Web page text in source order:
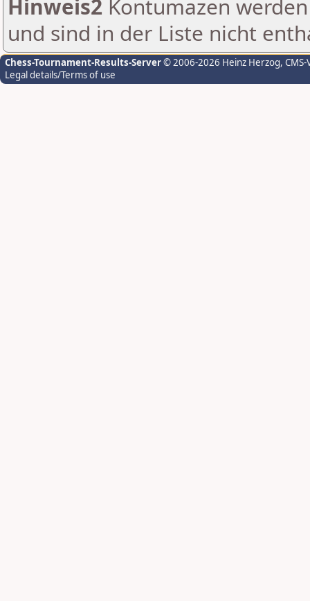
Hinweis2 Kontumazen
und sind in der Liste nicht
Chess-Tournament-Results-Server© 2006-2026 Heinz Herzog,
Legal details/Terms of use